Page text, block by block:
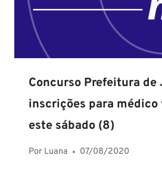
Concurso Prefeitura de
inscrições para médico
este sábado (8)
Por Luana 07/08/2020